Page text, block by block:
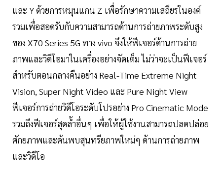
และ Y ด้วยการหมุนแกน Z เพื่อรักษาความเสถียรในองค์
รวมเพื่อสอดรับกับความสามารถด้านการถ่ายภาพระดับสูง
ของ X70 Series 5G ทาง vivo จึงให้ฟีเจอร์ด้านการถ่าย
ภาพและวิดีโอมาในเครื่องอย่างจัดเต็ม ไม่ว่าจะเป็นฟีเจอร์
สำหรับตอนกลางคืนอย่าง Real-Time Extreme Night
Vision, Super Night Video และ Pure Night View
ฟีเจอร์การถ่ายวิดีโอระดับโปรอย่าง Pro Cinematic Mode
รวมถึงฟีเจอร์สุดล้ำอื่นๆ เพื่อให้ผู้ใช้งานสามารถปลดปล่อย
ศักยภาพและค้นพบสุนทรียภาพใหม่ๆ ด้านการถ่ายภาพ
และวิดีโอ